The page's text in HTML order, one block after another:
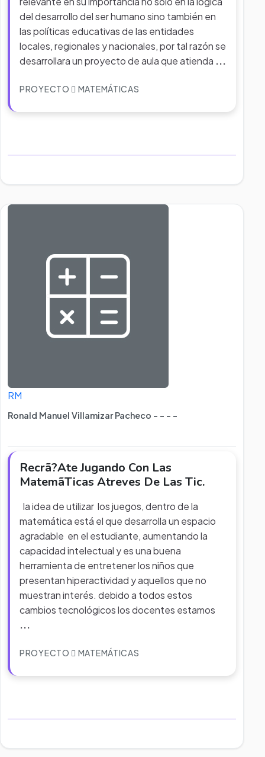
del desarrollo del ser humano sino también en
las políticas educativas de las entidades
locales, regionales y nacionales, por tal razón se
desarrollara un proyecto de aula que atienda ...
PROYECTO MATEMÁTICAS
RM
Ronald Manuel Villamizar Pacheco - - - -
Recrã?Ate Jugando Con Las
MatemãTicas Atreves De Las Tic.
la idea de utilizar los juegos, dentro de la
matemática está el que desarrolla un espacio
agradable en el estudiante, aumentando la
capacidad intelectual y es una buena
herramienta de entretener los niños que
presentan hiperactividad y aquellos que no
muestran interés. debido a todos estos
cambios tecnológicos los docentes estamos
...
PROYECTO MATEMÁTICAS